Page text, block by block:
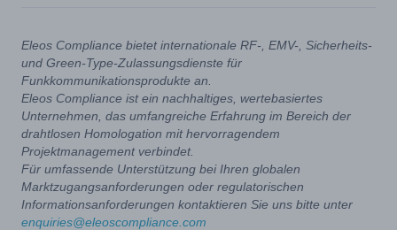
Eleos Compliance bietet internationale RF-, EMV-, Sicherheits-
und Green-Type-Zulassungsdienste für
Funkkommunikationsprodukte an.
Eleos Compliance ist ein nachhaltiges, wertebasiertes
Unternehmen, das umfangreiche Erfahrung im Bereich der
drahtlosen Homologation mit hervorragendem
Projektmanagement verbindet.
Für umfassende Unterstützung bei Ihren globalen
Marktzugangsanforderungen oder regulatorischen
Informationsanforderungen kontaktieren Sie uns bitte unter
enquiries@eleoscompliance.com